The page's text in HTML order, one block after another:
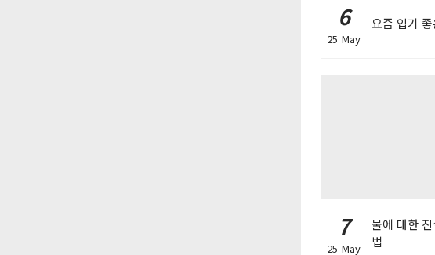
6
25 May
요즘 입기
7
25 May
물에 대한
법